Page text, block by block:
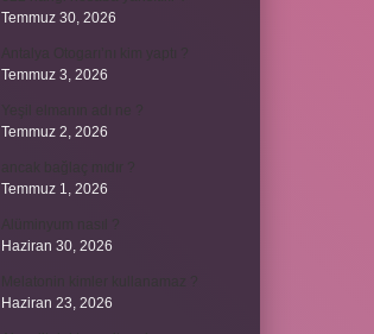
Temmuz 30, 2026
Temmuz 3, 2026
Temmuz 2, 2026
Temmuz 1, 2026
Haziran 30, 2026
Haziran 23, 2026